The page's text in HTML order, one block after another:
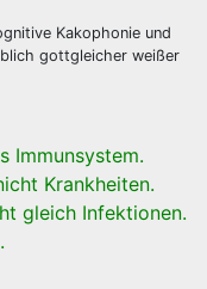
Kakophonie und
gottgleicher weißer
Immunsystem.
Krankheiten.
gleich Infektionen.